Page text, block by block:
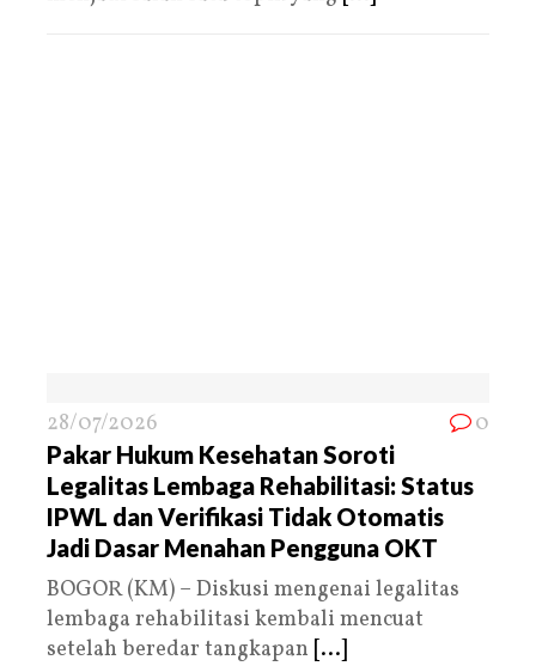
28/07/2026 0
Pakar Hukum Kesehatan Soroti
Legalitas Lembaga Rehabilitasi: Status
IPWL dan Verifikasi Tidak Otomatis
Jadi Dasar Menahan Pengguna OKT
BOGOR (KM) – Diskusi mengenai legalitas
lembaga rehabilitasi kembali mencuat
setelah beredar tangkapan [...]